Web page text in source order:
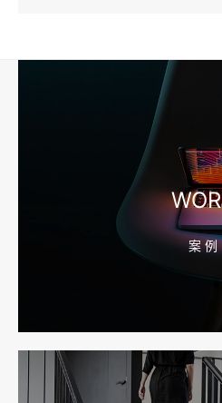
宁波高端网站建设公司推荐，移
宁波网站建设报价怎么看？合同
案 例